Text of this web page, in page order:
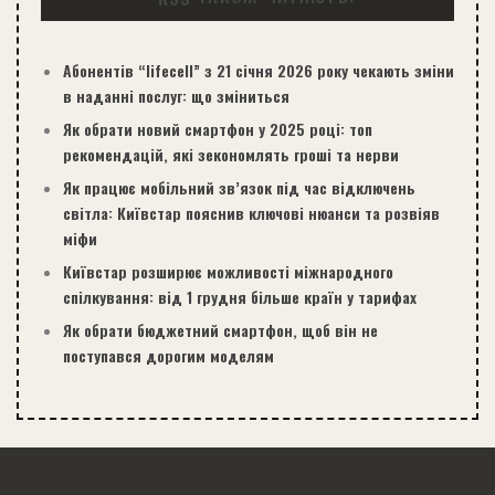
Абонентів “lifecell” з 21 січня 2026 року чекають зміни
в наданні послуг: що зміниться
Як обрати новий смартфон у 2025 році: топ
рекомендацій, які зекономлять гроші та нерви
Як працює мобільний зв’язок під час відключень
світла: Київстар пояснив ключові нюанси та розвіяв
міфи
Київстар розширює можливості міжнародного
спілкування: від 1 грудня більше країн у тарифах
Як обрати бюджетний смартфон, щоб він не
поступався дорогим моделям